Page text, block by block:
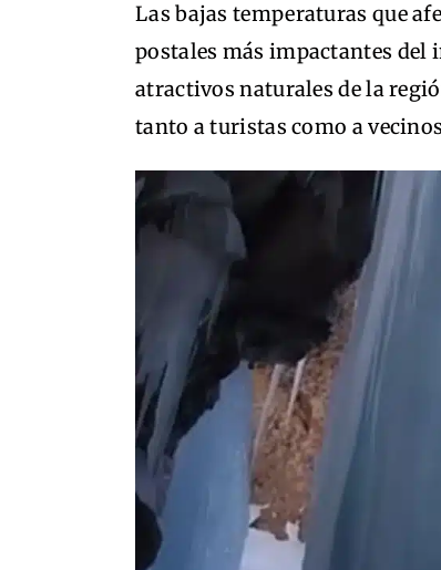
Las bajas temperaturas que
postales más impactantes del
atractivos naturales de la
tanto a turistas como a